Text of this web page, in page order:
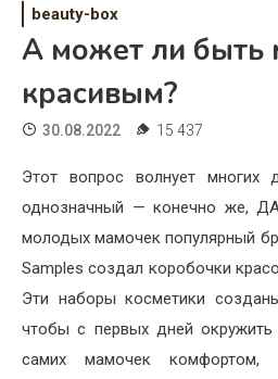
Свадьба
Жизнь
Хобби
Красота
Недвижимость
beauty-box
А может ли быть
красивым?
30.08.2022 15 437
Этот вопрос волнует многих
однозначный — конечно же,
молодых мамочек популярный
Samples создал коробочки
Эти наборы косметики
чтобы с первых дней
самих мамочек комфортом,